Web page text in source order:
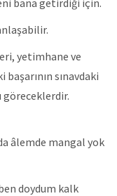
bana getirdiği için.
yetimhane ve
sınavdaki
göreceklerdir.
âlemde mangal yok
doydum kalk